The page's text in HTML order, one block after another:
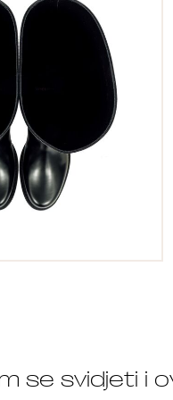
se svidjeti i